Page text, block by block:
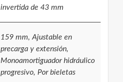
invertida de 43 mm
159 mm, Ajustable en
precarga y extensión,
Monoamortiguador hidráulico
progresivo, Por bieletas